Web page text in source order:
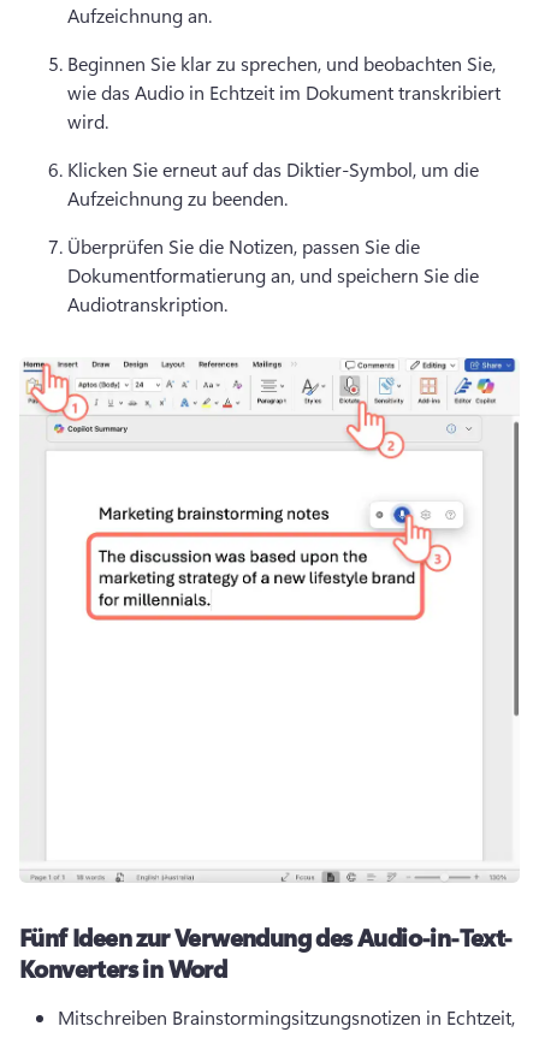
Aufzeichnung an.
Beginnen Sie klar zu sprechen, und beobachten Sie,
wie das Audio in Echtzeit im Dokument transkribiert
wird.
Klicken Sie erneut auf das Diktier-Symbol, um die
Aufzeichnung zu beenden.
Überprüfen Sie die Notizen, passen Sie die
Dokumentformatierung an, und speichern Sie die
Audiotranskription.
Fünf Ideen zur Verwendung des Audio-in-Text-
Konverters in Word
Mitschreiben Brainstormingsitzungsnotizen in Echtzeit,